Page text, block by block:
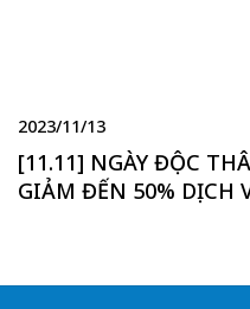
2023/11/13
[11.11] NGÀY ĐỘC
GIẢM ĐẾN 50% DỊCH